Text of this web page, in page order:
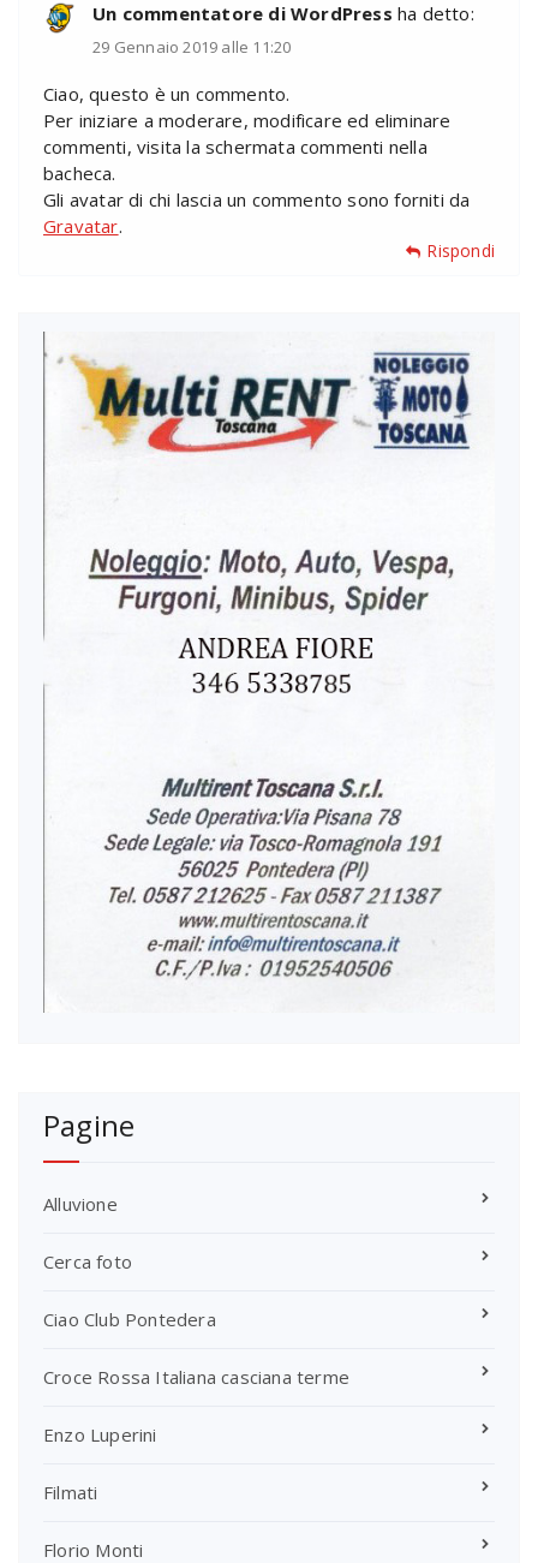
Un commentatore di WordPress ha detto:
29 Gennaio 2019 alle 11:20
Ciao, questo è un commento.
Per iniziare a moderare, modificare ed eliminare
commenti, visita la schermata commenti nella
bacheca.
Gli avatar di chi lascia un commento sono forniti da
Gravatar.
Rispondi
Pagine
Alluvione
Cerca foto
Ciao Club Pontedera
Croce Rossa Italiana casciana terme
Enzo Luperini
Filmati
Florio Monti